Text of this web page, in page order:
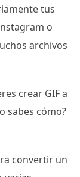
tus
o
archivos
crear GIF a
sabes cómo?
convertir un